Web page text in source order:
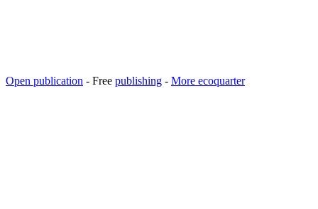
Open publication - Free publishing - More ecoquarter